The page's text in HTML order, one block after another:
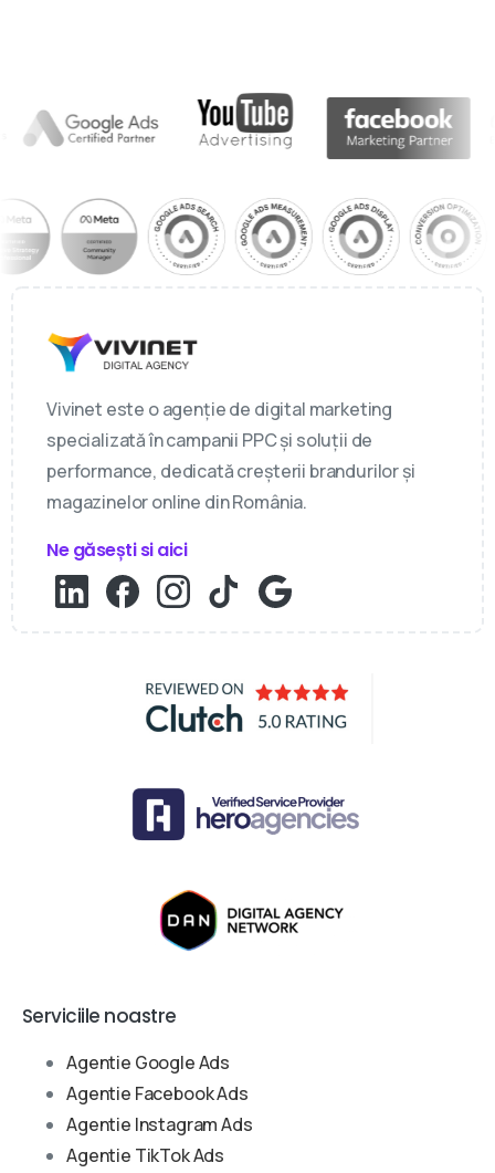
Vivinet este o agenție de digital marketing
specializată în campanii PPC și soluții de
performance, dedicată creșterii brandurilor și
magazinelor online din România.
Ne găsești si aici
Serviciile noastre
Agentie Google Ads
Agentie Facebook Ads
Agentie Instagram Ads
Agentie TikTok Ads